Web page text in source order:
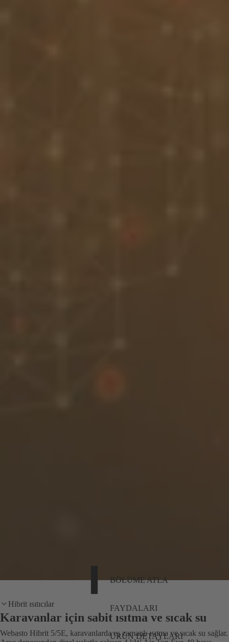
BÖLÜME ATLA
FAYDALARI
ÜRÜN DETAYLARI
Hibrit ısıtıcılar
Karavanlar için sabit ısıtma ve sıcak su
Webasto Hibrit 5/5E, karavanlarda eş zamanlı ısıtma ve sıcak su sağlar.